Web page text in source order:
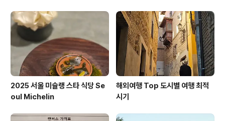
2025 서울 미슐랭 스타 식당 Se
oul Michelin
해외여행 Top 도시별 여행 최적
시기